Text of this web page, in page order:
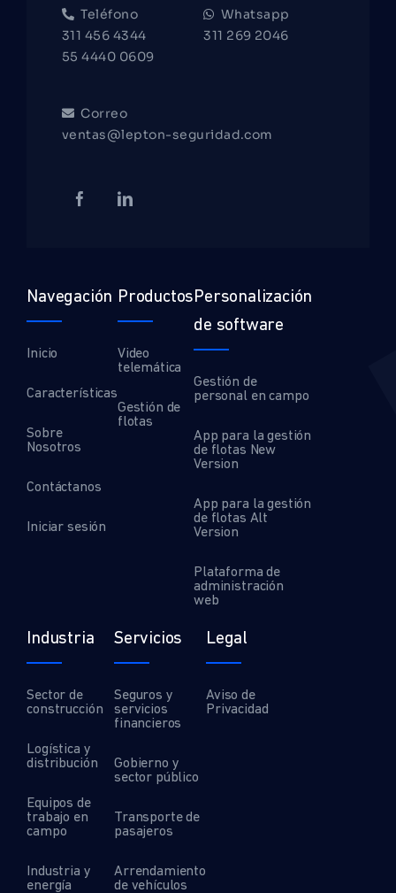
Teléfono
311 456 4344
55 4440 0609
Whatsapp
311 269 2046
Correo
ventas@lepton-seguridad.com
Navegación
Inicio
Características
Sobre
Nosotros
Contáctanos
Iniciar sesión
Productos
Video
telemática
Gestión de
flotas
Personalización
de software
Gestión de
personal en campo
App para la gestión
de flotas New
Version
App para la gestión
de flotas Alt
Version
Plataforma de
administración
web
Industria
Sector de
construcción
Logística y
distribución
Equipos de
trabajo en
campo
Industria y
energía
Servicios
Seguros y
servicios
financieros
Gobierno y
sector público
Transporte de
pasajeros
Arrendamiento
de vehículos
Legal
Aviso de
Privacidad